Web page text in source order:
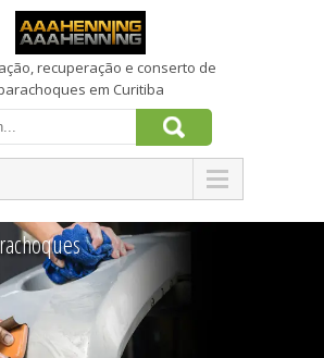
recuperação e conserto de
em Curitiba